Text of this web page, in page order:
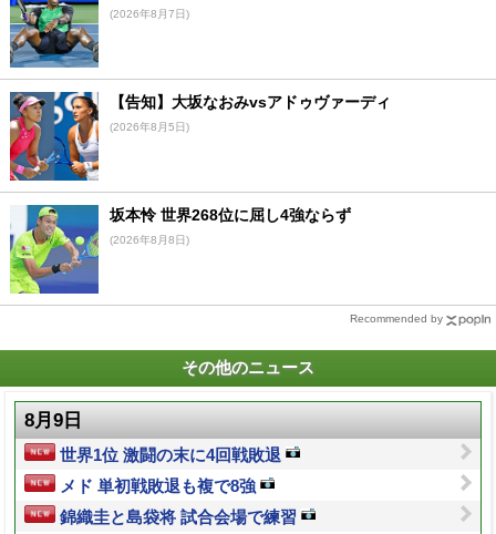
(2026年8月7日)
【告知】大坂なおみvsアドゥヴァーディ
(2026年8月5日)
坂本怜 世界268位に屈し4強ならず
(2026年8月8日)
Recommended by
その他のニュース
8月9日
世界1位 激闘の末に4回戦敗退
メド 単初戦敗退も複で8強
錦織圭と島袋将 試合会場で練習